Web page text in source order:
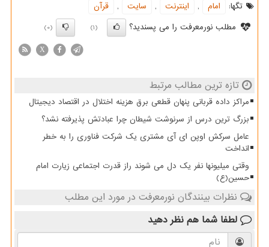
تگها:
امام , اینترنت , سایت ,
قرآن
مطلب نورمعرفت را می پسندید؟
(1)
(0)
X
تازه ترین مطالب مرتبط
مراکز داده قربانی پنهان قطعی برق هزینه اختلال در اقتصاد دیجیتال
بزرگ ترین درس از سرنوشت شیطان چرا عبادتش پذیرفته نشد؟
عامل سرکش اوپن ای آی مشتری یک شرکت فناوری را به خطر
انداخت
وقتی میلیونها نفر یک دل می شوند راز قدرت اجتماعی زیارت امام
حسین(ع)
نظرات بینندگان نورمعرفت در مورد این مطلب
لطفا شما هم نظر دهید